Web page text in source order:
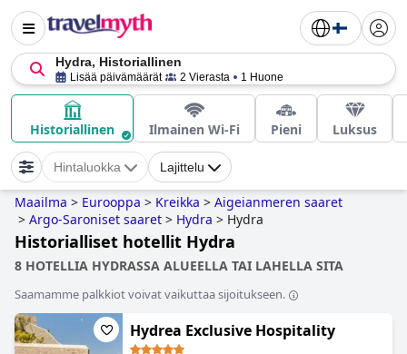
Hydra, Historiallinen
Lisää päivämäärät 2 Vierasta 1 Huone
Historiallinen Ilmainen Wi-Fi Pieni Luksus
Hintaluokka Lajittelu
Maailma > Eurooppa > Kreikka > Aigeianmeren saaret
> Argo-Saroniset saaret > Hydra > Hydra
Historialliset hotellit Hydra
8 HOTELLIA HYDRASSA ALUEELLA TAI LAHELLA SITA
Saamamme palkkiot voivat vaikuttaa sijoitukseen.
Hydrea Exclusive Hospitality